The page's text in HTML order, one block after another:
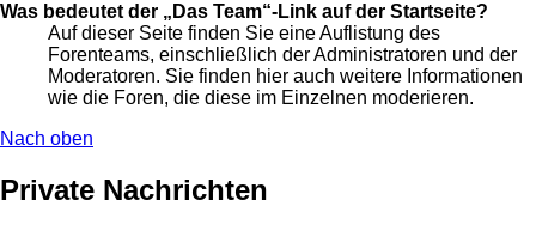
Was bedeutet der „Das Team“-Link auf der Startseite?
Auf dieser Seite finden Sie eine Auflistung des
Forenteams, einschließlich der Administratoren und der
Moderatoren. Sie finden hier auch weitere Informationen
wie die Foren, die diese im Einzelnen moderieren.
Nach oben
Private Nachrichten